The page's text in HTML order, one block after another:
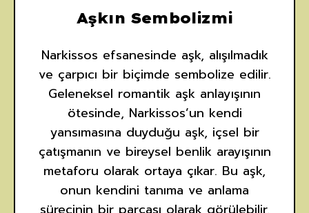
Aşkın Sembolizmi
Narkissos efsanesinde aşk, alışılmadık
ve çarpıcı bir biçimde sembolize edilir.
Geleneksel romantik aşk anlayışının
ötesinde, Narkissos’un kendi
yansımasına duyduğu aşk, içsel bir
çatışmanın ve bireysel benlik arayışının
metaforu olarak ortaya çıkar. Bu aşk,
onun kendini tanıma ve anlama